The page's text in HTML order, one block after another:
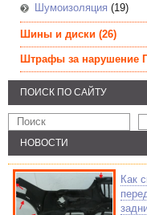
Шумоизоляция (19)
Шины и диски (26)
Штрафы за нарушение
ПОИСК ПО САЙТУ
НОВОСТИ
Как